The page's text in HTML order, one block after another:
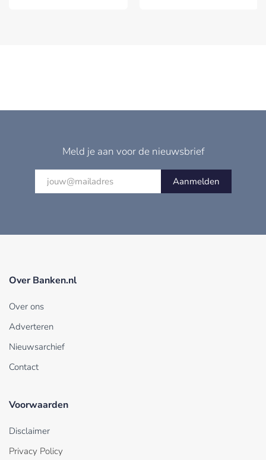
Meld je aan voor de nieuwsbrief
Aanmelden
Over Banken.nl
Over ons
Adverteren
Nieuwsarchief
Contact
Voorwaarden
Disclaimer
Privacy Policy